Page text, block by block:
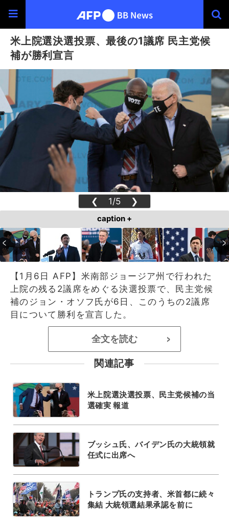
米上院選決選投票、最後の1議席 民主党候
補が勝利宣言
❮ 1/5 ❯
caption +
【1月6日 AFP】米南部ジョージア州で行われた
上院の残る2議席をめぐる決選投票で、民主党候
補のジョン・オソフ氏が6日、このうちの2議席
目について勝利を宣言した。
全文を読む >
関連記事
米上院選決選投票、民主党候補の当
選確実 報道
ブッシュ氏、バイデン氏の大統領就
任式に出席へ
トランプ氏の支持者、米首都に続々
集結 大統領選結果承認を前に